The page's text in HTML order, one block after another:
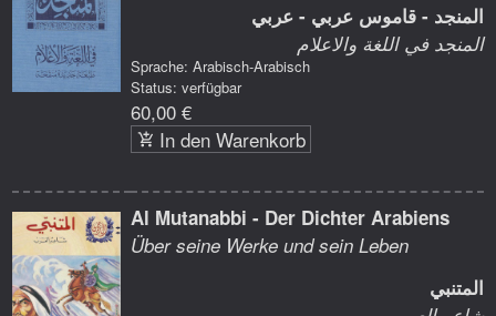
المنجد - قاموس عربي - عربي
المنجد في اللغة والاعلام
Sprache: Arabisch-Arabisch
Status: verfügbar
60,00 €
In den Warenkorb
Al Mutanabbi - Der Dichter Arabiens
Über seine Werke und sein Leben
المتنبي